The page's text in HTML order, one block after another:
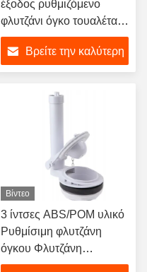
έξοδος ρυθμιζόμενο
φλυτζάνι όγκο τουαλέτα
φλυτζάνι βαλβίδα για
ξενοδοχείο και μπάνιο
Βρείτε την καλύτερη
Βίντεο
3 ίντσες ABS/POM υλικό
Ρυθμίσιμη φλυτζάνη
όγκου Φλυτζάνη
τουαλέτας με ενιαίο